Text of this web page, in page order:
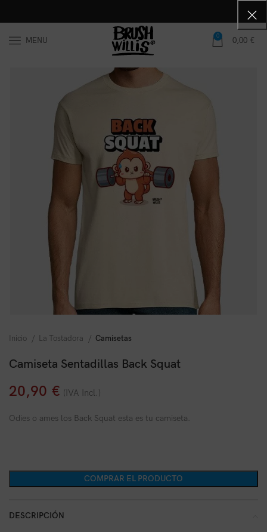
MENU 0 0,00 €
Inicio La Tostadora Camisetas
Camiseta Sentadillas Back Squat
20,90 € (IVA Incl.)
Odies o ames los Back Squat esta es tu camiseta.
COMPRAR EL PRODUCTO
DESCRIPCIÓN